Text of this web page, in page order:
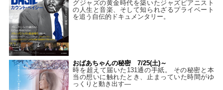
グジャズの黄金時代を築いたジャズピアニスト
の人生と音楽、そして知られざるプライベート
を追う自伝的ドキュメンタリー。
おばあちゃんの秘密 7/25(土)～
時を超えて届いた131通の手紙。 その秘密と本
当の想いに触れたとき、止まっていた時間がゆ
っくりと動き出す―